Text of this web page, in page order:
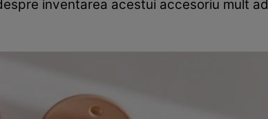
inventarea acestui accesoriu mult